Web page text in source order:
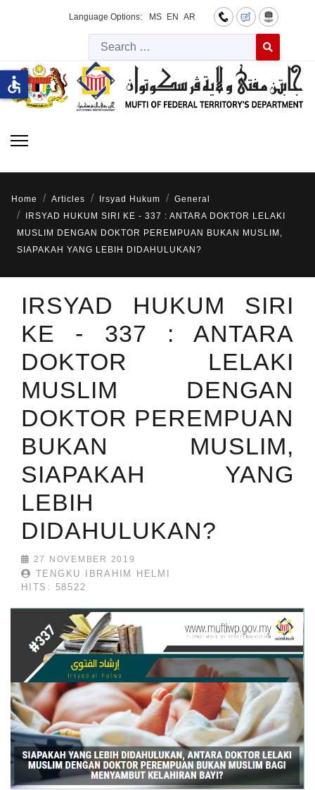
Language Options: MS EN AR
Type 2 or
Home Articles Irsyad Hukum
General
IRSYAD HUKUM SIRI KE - 337 : ANTARA DOKTOR LELAKI
MUSLIM DENGAN DOKTOR PEREMPUAN BUKAN MUSLIM,
SIAPAKAH YANG LEBIH DIDAHULUKAN?
IRSYAD HUKUM SIRI
KE - 337 : ANTARA
DOKTOR LELAKI
MUSLIM DENGAN
DOKTOR PEREMPUAN
BUKAN MUSLIM,
SIAPAKAH YANG
LEBIH
DIDAHULUKAN?
27 NOVEMBER 2019
TENGKU IBRAHIM HELMI
HITS: 58522
accessible